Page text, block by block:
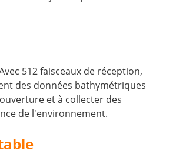
512 faisceaux de réception,
des données bathymétriques
et à collecter des
de l'environnement.